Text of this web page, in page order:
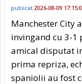
publicat 2026-08-09
Manchester City
invingand cu 3-1
amical disputat
prima repriza,
spaniolii au fost